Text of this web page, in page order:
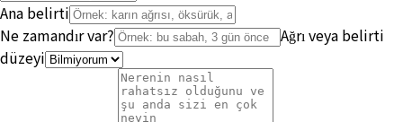
Ana belirti
Ne zamandır var?
Ağrı veya belirti
düzeyi